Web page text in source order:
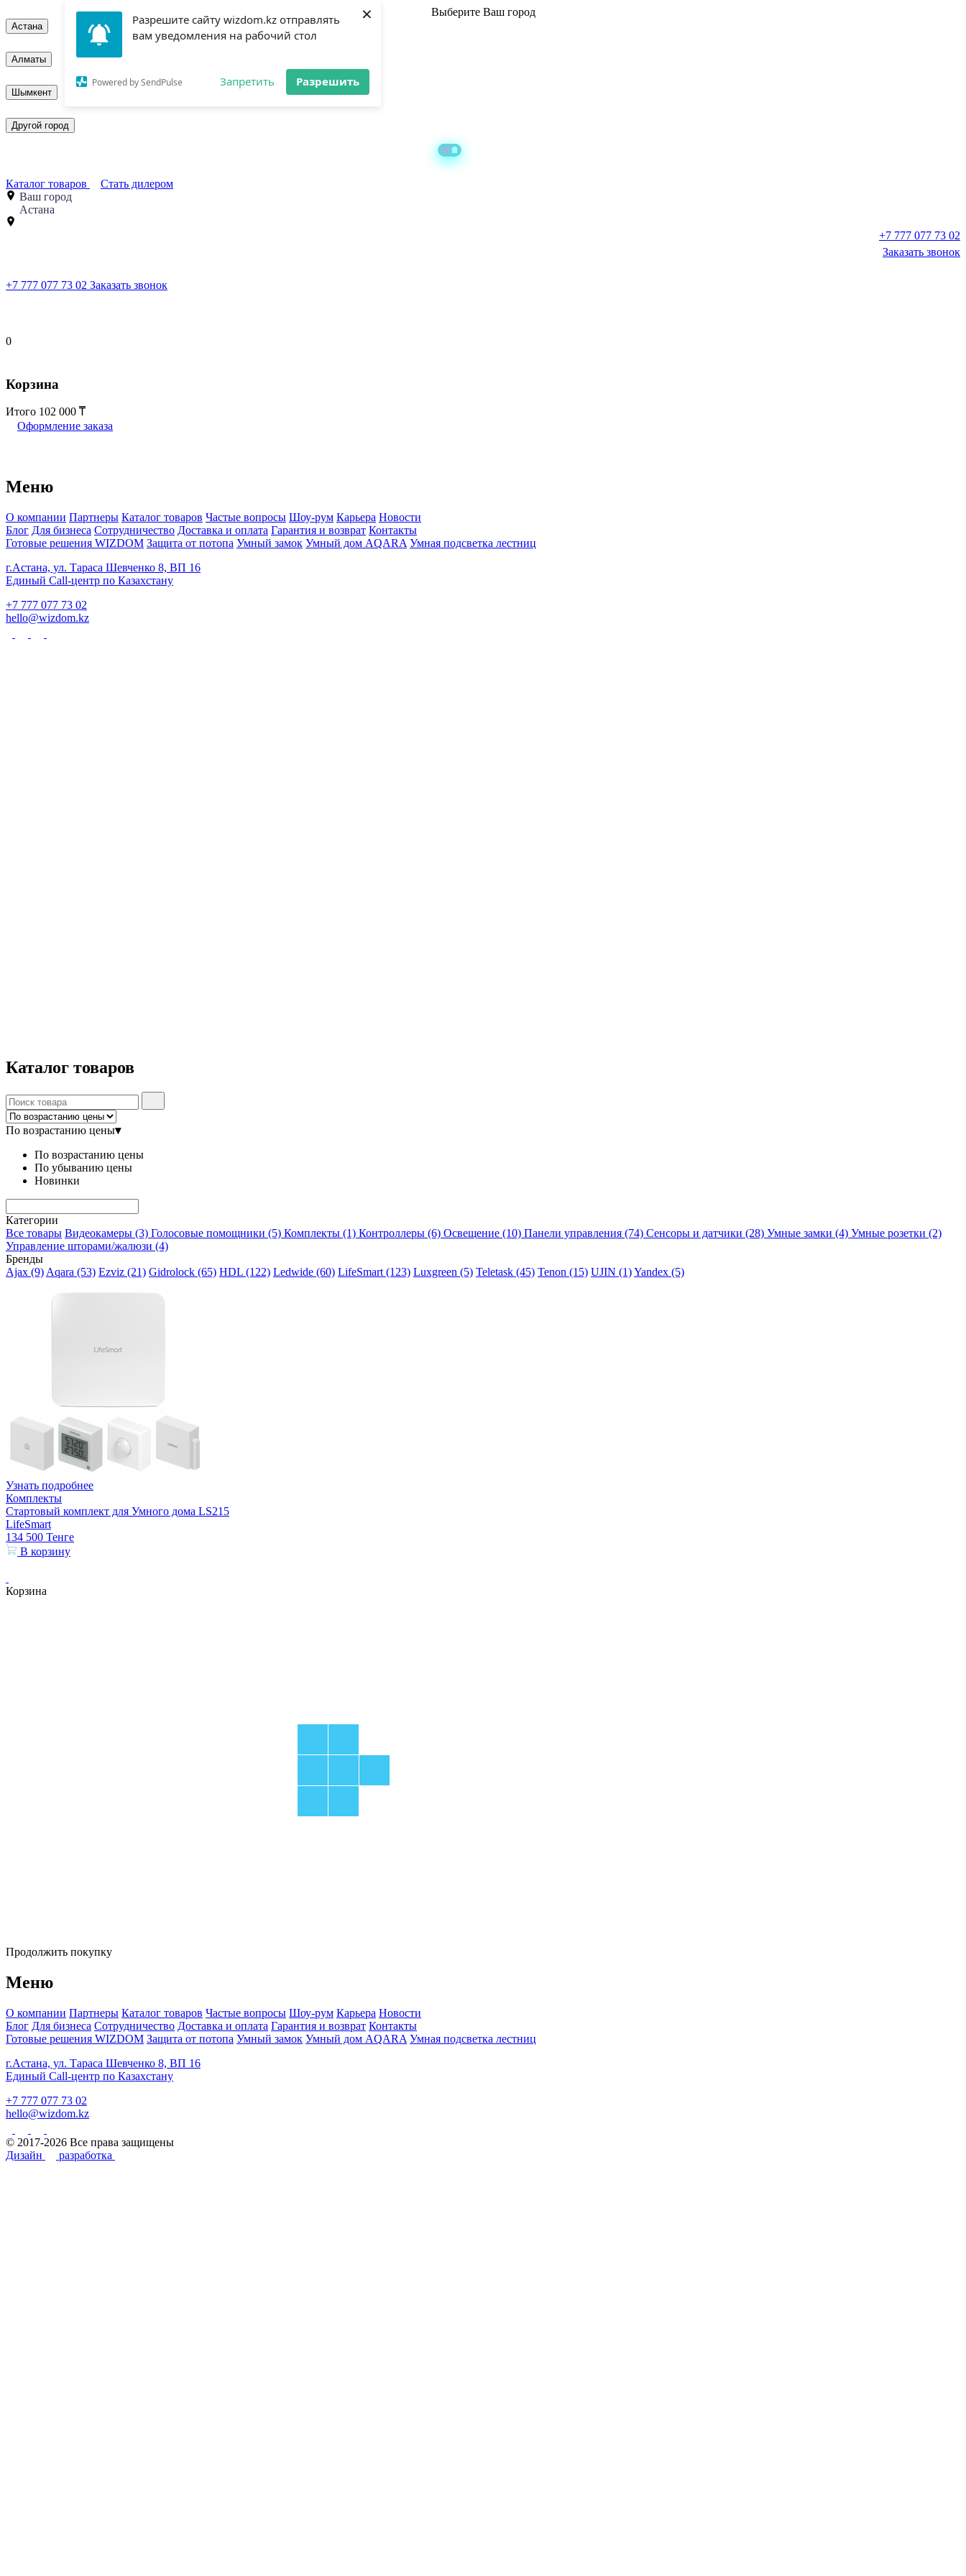
Разрешите сайту wizdom.kz отправлять
вам уведомления на рабочий стол
Powered by SendPulse Запретить Разрешить
× Выберите Ваш город
Астана
Алматы
Шымкент
Другой город
Каталог товаров
Стать дилером
Ваш город
Астана
+7 777 077 73 02
Заказать звонок
+7 777 077 73 02 Заказать звонок
0
Корзина
Итого 102 000
Оформление заказа
Меню
О компании Партнеры Каталог товаров Частые вопросы Шоу-рум Карьера Новости
Блог Для бизнеса Сотрудничество Доставка и оплата Гарантия и возврат Контакты
Готовые решения WIZDOM Защита от потопа Умный замок Умный дом AQARA Умная подсветка лестниц
г.Астана, ул. Тараса Шевченко 8, ВП 16
Единый Call-центр по Казахстану
+7 777 077 73 02
hello@wizdom.kz
Каталог товаров
По возрастанию цены▾
По возрастанию цены
По убыванию цены
Новинки
Категории
Все товары Видеокамеры (3) Голосовые помощники (5) Комплекты (1) Контроллеры (6) Освещение (10) Панели управления (74) Сенсоры и датчики (28) Умные замки (4) Умные розетки (2)
Управление шторами/жалюзи (4)
Бренды
Ajax (9) Aqara (53) Ezviz (21) Gidrolock (65) HDL (122) Ledwide (60) LifeSmart (123) Luxgreen (5) Teletask (45) Tenon (15) UJIN (1)Yandex (5)
Узнать подробнее
Комплекты
Стартовый комплект для Умного дома LS215
LifeSmart
134 500 Тенге
В корзину
Корзина
Продолжить покупку
Меню
О компании Партнеры Каталог товаров Частые вопросы Шоу-рум Карьера Новости
Блог Для бизнеса Сотрудничество Доставка и оплата Гарантия и возврат Контакты
Готовые решения WIZDOM Защита от потопа Умный замок Умный дом AQARA Умная подсветка лестниц
г.Астана, ул. Тараса Шевченко 8, ВП 16
Единый Call-центр по Казахстану
+7 777 077 73 02
hello@wizdom.kz
© 2017-2026 Все права защищены
Дизайн
разработка